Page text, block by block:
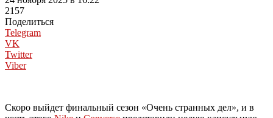
2157
Поделиться
Telegram
VK
Twitter
Viber
Скоро выйдет финальный сезон «Очень странных дел», и в